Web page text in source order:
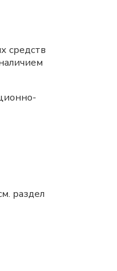
средств
раздел